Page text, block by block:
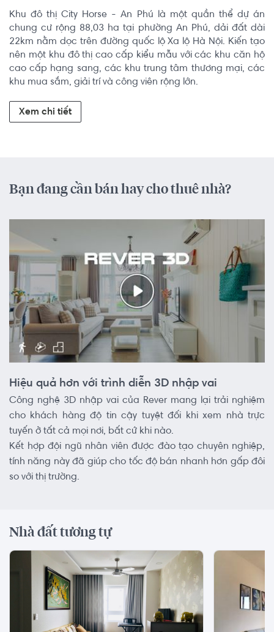
Khu đô thị City Horse - An Phú là một quần thể dự án
chung cư rộng 88,03 ha tại phường An Phú, dải đất dài
22km nằm dọc trên đường quốc lộ Xa lộ Hà Nội. Kiến tạo
nên một khu đô thị cao cấp kiểu mẫu với các khu căn hộ
cao cấp hạng sang, các khu trung tâm thương mại, các
khu mua sắm, giải trí và công viên rộng lớn.
Xem chi tiết
Bạn đang cần bán hay cho thuê nhà?
Hiệu quả hơn với trình diễn 3D nhập vai
Công nghệ 3D nhập vai của Rever mang lại trải nghiệm
cho khách hàng độ tin cậy tuyệt đối khi xem nhà trực
tuyến ở tất cả mọi nơi, bất cứ khi nào.
Kết hợp đội ngũ nhân viên được đào tạo chuyên nghiệp,
tính năng này đã giúp cho tốc độ bán nhanh hơn gấp đôi
so với thị trường.
Nhà đất tương tự